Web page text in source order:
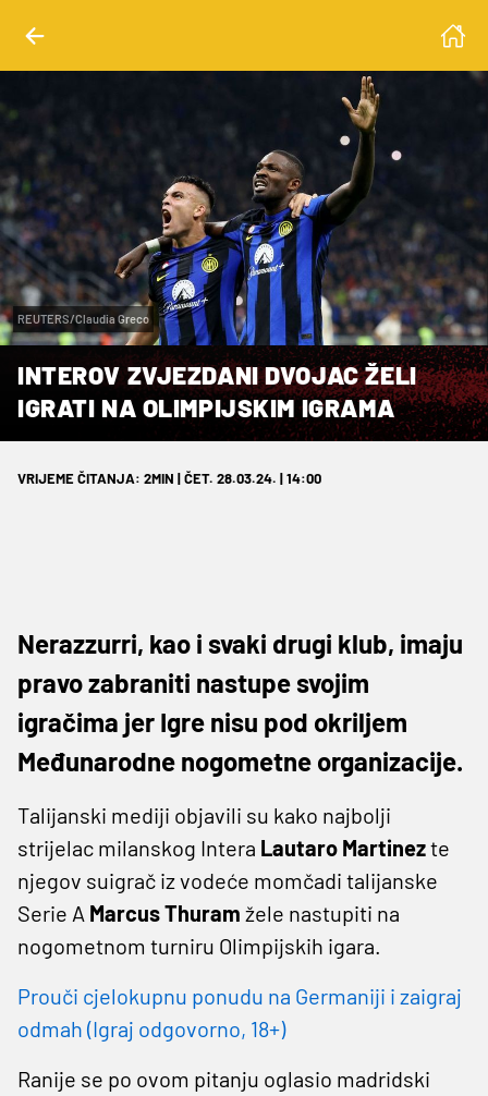
REUTERS/Claudia Greco
INTEROV ZVJEZDANI DVOJAC ŽELI
IGRATI NA OLIMPIJSKIM IGRAMA
VRIJEME ČITANJA: 2MIN | ČET. 28.03.24. | 14:00
Nerazzurri, kao i svaki drugi klub, imaju
pravo zabraniti nastupe svojim
igračima jer Igre nisu pod okriljem
Međunarodne nogometne organizacije.
Talijanski mediji objavili su kako najbolji
strijelac milanskog Intera Lautaro Martinezte
njegov suigrač iz vodeće momčadi talijanske
Serie A Marcus Thuram žele nastupiti na
nogometnom turniru Olimpijskih igara.
Prouči cjelokupnu ponudu na Germaniji i zaigraj
odmah (Igraj odgovorno, 18+)
Ranije se po ovom pitanju oglasio madridski